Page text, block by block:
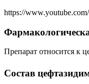
https://
Препарат относится к
Состав